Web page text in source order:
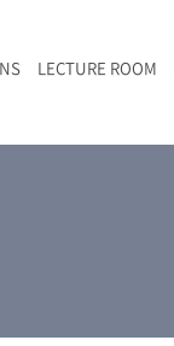
ン測定用セル
LECTURE ROOM